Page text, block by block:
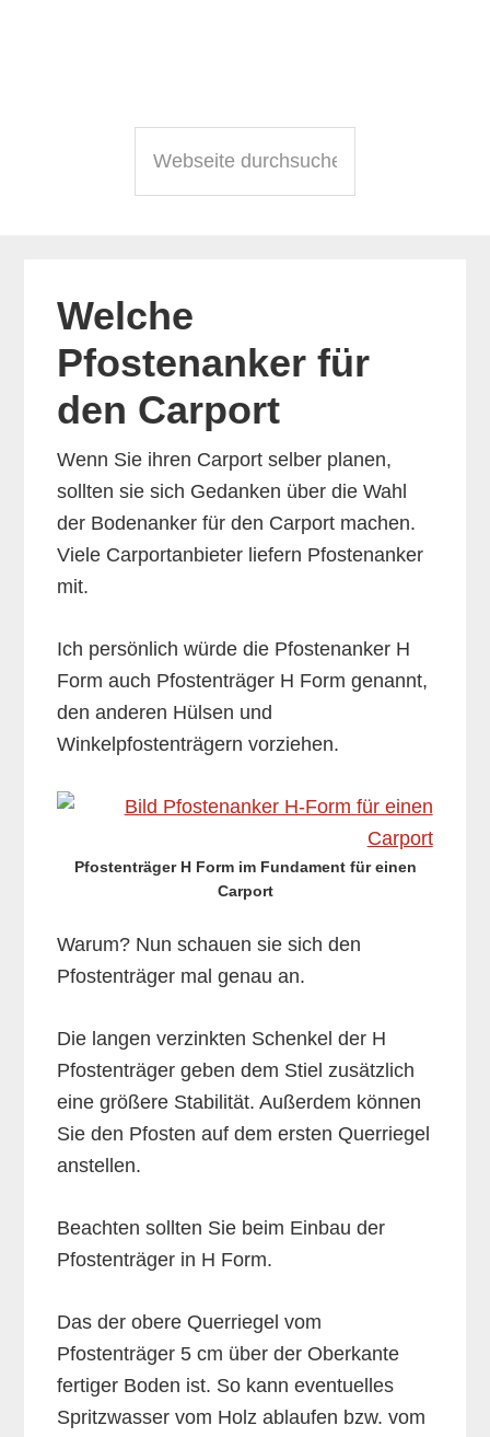
durchsuchen
Welche
Pfostenanker für
den Carport
Wenn Sie ihren Carport selber planen,
sollten sie sich Gedanken über die Wahl
der Bodenanker für den Carport machen.
Viele Carportanbieter liefern Pfostenanker
mit.
Ich persönlich würde die Pfostenanker H
Form auch Pfostenträger H Form genannt,
den anderen Hülsen und
Winkelpfostenträgern vorziehen.
Pfostenträger H Form im Fundament für einen
Carport
Warum? Nun schauen sie sich den
Pfostenträger mal genau an.
Die langen verzinkten Schenkel der H
Pfostenträger geben dem Stiel zusätzlich
eine größere Stabilität. Außerdem können
Sie den Pfosten auf dem ersten Querriegel
anstellen.
Beachten sollten Sie beim Einbau der
Pfostenträger in H Form.
Das der obere Querriegel vom
Pfostenträger 5 cm über der Oberkante
fertiger Boden ist. So kann eventuelles
Spritzwasser vom Holz ablaufen bzw. vom